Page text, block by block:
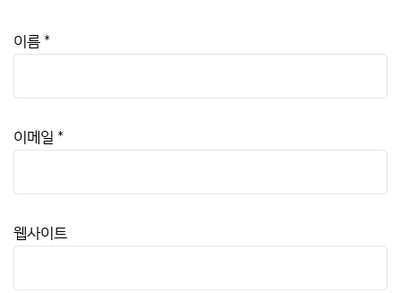
이름 *
이메일 *
웹사이트